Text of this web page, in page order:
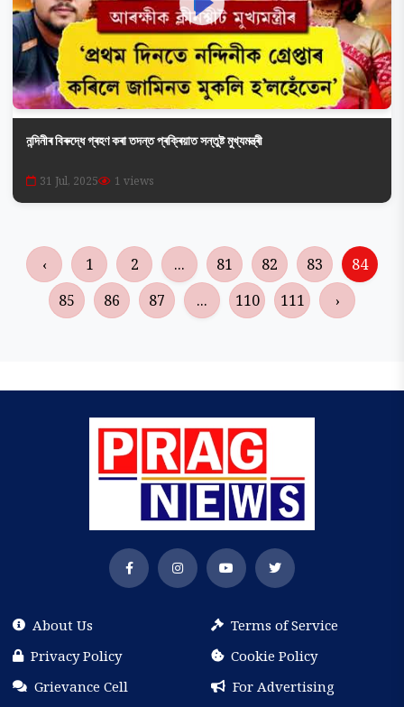
নন্দিনীৰ বিৰুদ্ধে গ্ৰহণ কৰা তদন্ত প্ৰক্ৰিয়াত সন্তুষ্ট মুখ্যমন্ত্ৰী
31 Jul, 2025 1 views
‹ 1 2 ... 81 82 83
84
85
86 87 ... 110 111 ›
About Us
Terms of Service
Privacy Policy
Cookie Policy
Grievance Cell
For Advertising